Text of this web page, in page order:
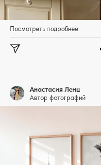
Посмотреть подробнее
Анастасия Ленц
Автор фотографий